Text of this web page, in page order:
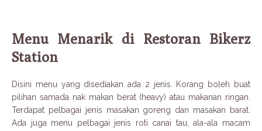
Menu Menarik di Restoran Bikerz
Station
Disini menu yang disediakan ada 2 jenis. Korang boleh buat
pilihan samada nak makan berat (heavy) atau makanan ringan.
Terdapat pelbagai jenis masakan goreng dan masakan barat.
Ada juga menu pelbagai jenis roti canai tau, ala-ala macam